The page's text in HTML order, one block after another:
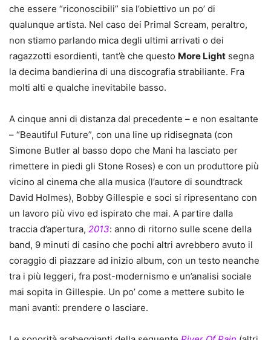
che essere “riconoscibili” sia l’obiettivo un po’ di
qualunque artista. Nel caso dei Primal Scream, peraltro,
non stiamo parlando mica degli ultimi arrivati o dei
ragazzotti esordienti, tant’è che questo More Light segna
la decima bandierina di una discografia strabiliante. Fra
molti alti e qualche inevitabile basso.
A cinque anni di distanza dal precedente – e non esaltante
– “Beautiful Future”, con una line up ridisegnata (con
Simone Butler al basso dopo che Mani ha lasciato per
rimettere in piedi gli Stone Roses) e con un produttore più
vicino al cinema che alla musica (l’autore di soundtrack
David Holmes), Bobby Gillespie e soci si ripresentano con
un lavoro più vivo ed ispirato che mai. A partire dalla
traccia d’apertura, 2013: anno di ritorno sulle scene della
band, 9 minuti di casino che pochi altri avrebbero avuto il
coraggio di piazzare ad inizio album, con un testo neanche
tra i più leggeri, fra post-modernismo e un’analisi sociale
mai sopita in Gillespie. Un po’ come a mettere subito le
mani avanti: prendere o lasciare.